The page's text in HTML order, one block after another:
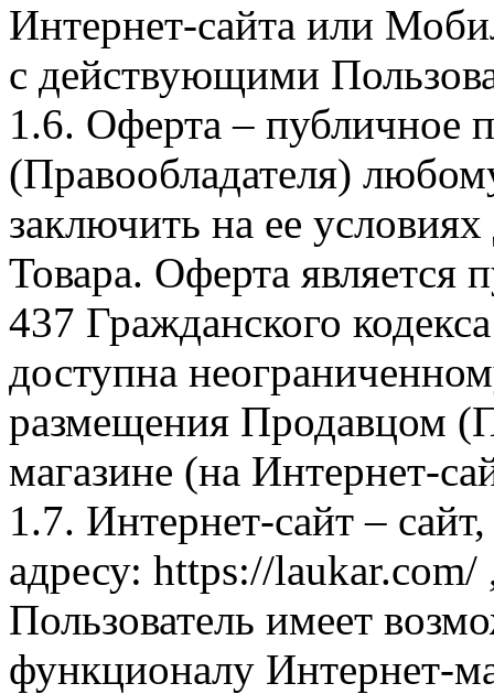
Интернет-сайта или
с действующими
1.6. Оферта – публичное
(Правообладателя)
заключить на ее
Товара. Оферта является
437 Гражданского
доступна
размещения Продавцом
магазине (на Интернет-
1.7. Интернет-сайт –
адресу: https://laukar.com/
Пользователь имеет
функционалу Интернет-